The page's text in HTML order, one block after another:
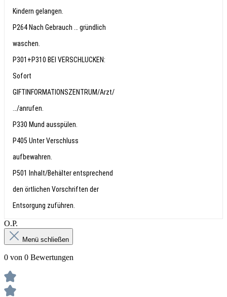
Kindern gelangen.
P264 Nach Gebrauch … gründlich
waschen.
P301+P310 BEI VERSCHLUCKEN:
Sofort
GIFTINFORMATIONSZENTRUM/Arzt/
…/anrufen.
P330 Mund ausspülen.
P405 Unter Verschluss
aufbewahren.
P501 Inhalt/Behälter entsprechend
den örtlichen Vorschriften der
Entsorgung zuführen.
О.Р.
Menü schließen
0 von 0 Bewertungen